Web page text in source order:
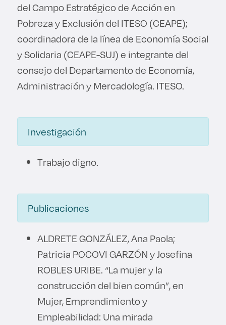
del Campo Estratégico de Acción en
Pobreza y Exclusión del ITESO (CEAPE);
coordinadora de la línea de Economía Social
y Solidaria (CEAPE-SUJ) e integrante del
consejo del Departamento de Economía,
Administración y Mercadología. ITESO.
Investigación
Trabajo digno.
Publicaciones
ALDRETE GONZÁLEZ, Ana Paola;
Patricia POCOVI GARZÓN y Josefina
ROBLES URIBE. “La mujer y la
construcción del bien común”, en
Mujer, Emprendimiento y
Empleabilidad: Una mirada